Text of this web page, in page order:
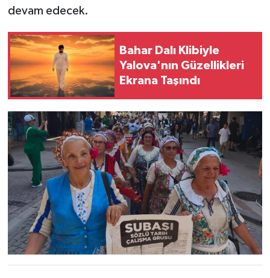
devam edecek.
Bahar Dalı Klibiyle
Yalova'nın Güzellikleri
Ekrana Taşındı